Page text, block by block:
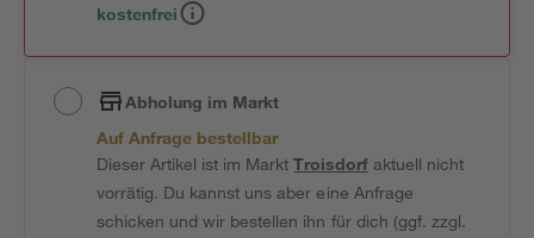
kostenfrei
Abholung im Markt
Auf Anfrage bestellbar
Dieser Artikel ist im MarktTroisdorfaktuell nicht
vorrätig. Du kannst uns aber eine Anfrage
schicken und wir bestellen ihn für dich (ggf. zzgl.